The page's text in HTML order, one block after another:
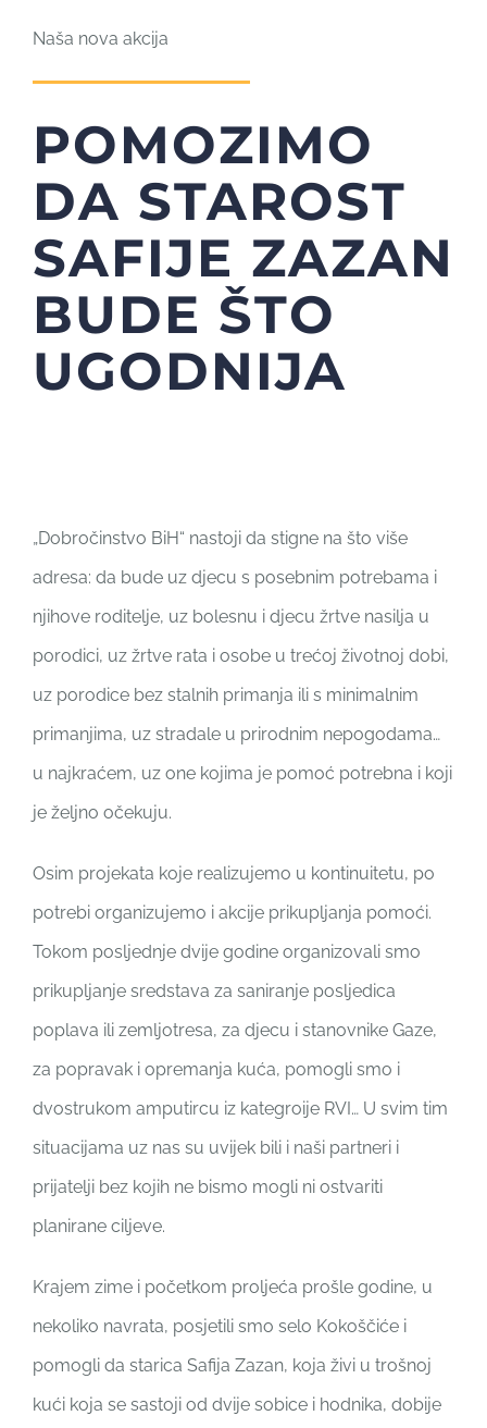
Naša nova akcija
POMOZIMO
DA STAROST
SAFIJE ZAZAN
BUDE ŠTO
UGODNIJA
„Dobročinstvo BiH“ nastoji da stigne na što više
adresa: da bude uz djecu s posebnim potrebama i
njihove roditelje, uz bolesnu i djecu žrtve nasilja u
porodici, uz žrtve rata i osobe u trećoj životnoj dobi,
uz porodice bez stalnih primanja ili s minimalnim
primanjima, uz stradale u prirodnim nepogodama…
u najkraćem, uz one kojima je pomoć potrebna i koji
je željno očekuju.
Osim projekata koje realizujemo u kontinuitetu, po
potrebi organizujemo i akcije prikupljanja pomoći.
Tokom posljednje dvije godine organizovali smo
prikupljanje sredstava za saniranje posljedica
poplava ili zemljotresa, za djecu i stanovnike Gaze,
za popravak i opremanja kuća, pomogli smo i
dvostrukom amputircu iz kategroije RVI… U svim tim
situacijama uz nas su uvijek bili i naši partneri i
prijatelji bez kojih ne bismo mogli ni ostvariti
planirane ciljeve.
Krajem zime i početkom proljeća prošle godine, u
nekoliko navrata, posjetili smo selo Kokoščiće i
pomogli da starica Safija Zazan, koja živi u trošnoj
kući koja se sastoji od dvije sobice i hodnika, dobije